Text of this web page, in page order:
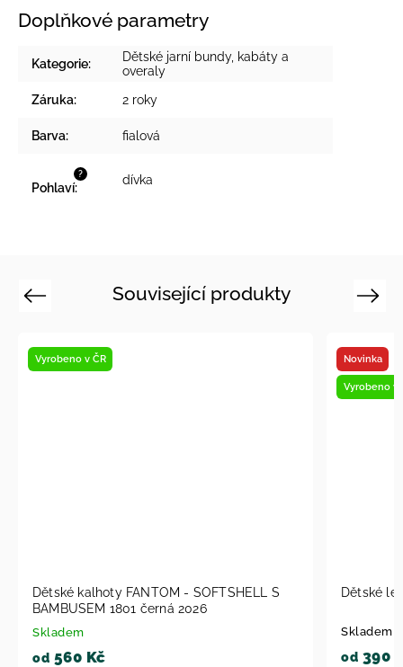
Doplňkové parametry
Kategorie:
Dětské jarní bundy, kabáty a
overaly
Záruka: 2 roky
Barva: fialová
?
Pohlaví:
dívka
Související produkty
Previous
Novinka
Dětské legíny Fantom KAL 2701 černá 2023
od390 Kč
Next